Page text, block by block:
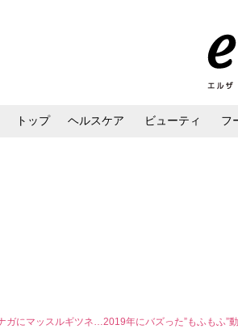
トップ ヘルスケア ビューティ フ
ガにマッスルギツネ…2019年にバズった”もふもふ”